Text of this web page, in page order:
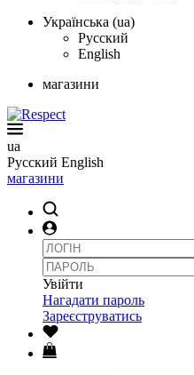
Українська (ua)
Русский
English
магазини
ua
Русский English
магазини
Увійти
Нагадати пароль
Зареєструватись